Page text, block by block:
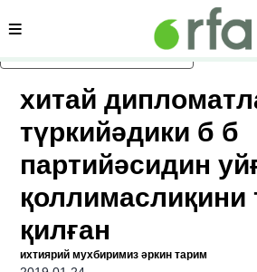
асаслиқ мәзмунға атлаң
сәһипә
хитай
түркийәдики б б
партийәсидин
қоллимаслиқини
қилған
ихтиярий мухбиримиз әркин тарим